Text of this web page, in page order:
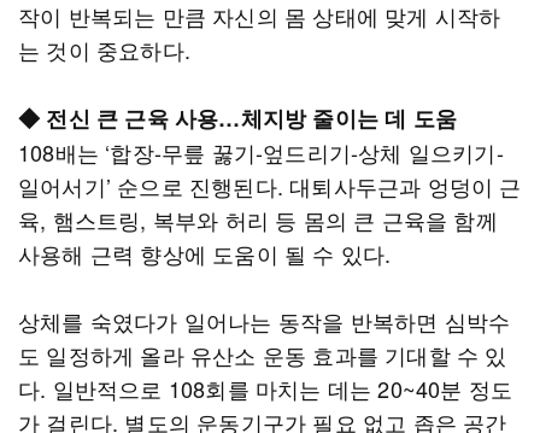
작이 반복되는 만큼 자신의 몸 상태에 맞게 시작하
는 것이 중요하다.
◆ 전신 큰 근육 사용…체지방 줄이는 데 도움
108배는 ‘합장-무릎 꿇기-엎드리기-상체 일으키기-
일어서기’ 순으로 진행된다. 대퇴사두근과 엉덩이 근
육, 햄스트링, 복부와 허리 등 몸의 큰 근육을 함께
사용해 근력 향상에 도움이 될 수 있다.
상체를 숙였다가 일어나는 동작을 반복하면 심박수
도 일정하게 올라 유산소 운동 효과를 기대할 수 있
다. 일반적으로 108회를 마치는 데는 20~40분 정도
가 걸린다. 별도의 운동기구가 필요 없고 좁은 공간